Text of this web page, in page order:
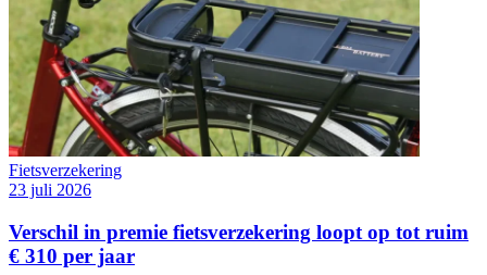
Fietsverzekering
23 juli 2026
Verschil in premie fietsverzekering loopt op tot ruim
€ 310 per jaar